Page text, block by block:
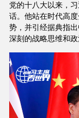
党的十八大以来，
话。他站在时代高
势，并引经据典指
深刻的战略思维和